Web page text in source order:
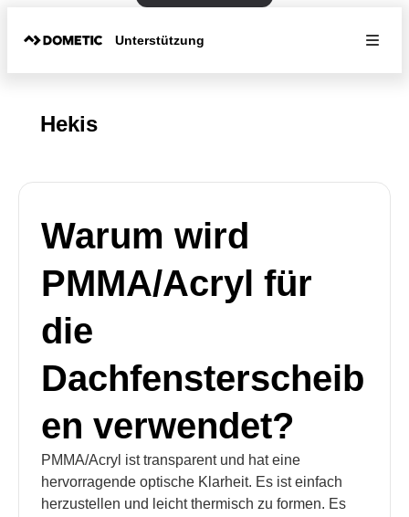
Unterstützung
Hekis
Warum wird
PMMA/Acryl für
die
Dachfensterscheib
en verwendet?
PMMA/Acryl ist transparent und hat eine
hervorragende optische Klarheit. Es ist einfach
herzustellen und leicht thermisch zu formen. Es